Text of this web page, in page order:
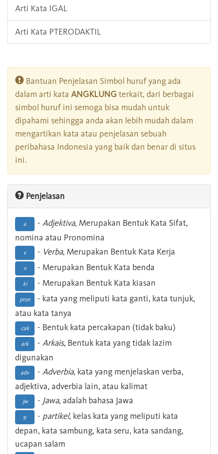
Arti Kata IGAL
Arti Kata PTERODAKTIL
Bantuan Penjelasan Simbol huruf yang ada
dalam arti kata ANGKLUNG terkait, dari berbagai
simbol huruf ini semoga bisa mudah untuk
dipahami sehingga anda akan lebih mudah dalam
mengartikan kata atau penjelasan sebuah
peribahasa Indonesia yang baik dan benar di situs
ini.
Penjelasan
a - Adjektiva, Merupakan Bentuk Kata Sifat,
nomina atau Pronomina
v - Verba, Merupakan Bentuk Kata Kerja
n - Merupakan Bentuk Kata benda
ki - Merupakan Bentuk Kata kiasan
pron
- kata yang meliputi kata ganti, kata tunjuk,
atau kata tanya
cak - Bentuk kata percakapan (tidak baku)
ark - Arkais, Bentuk kata yang tidak lazim
digunakan
adv - Adverbia, kata yang menjelaskan verba,
adjektiva, adverbia lain, atau kalimat
Jw - Jawa, adalah bahasa Jawa
p - partikel, kelas kata yang meliputi kata
depan, kata sambung, kata seru, kata sandang,
ucapan salam